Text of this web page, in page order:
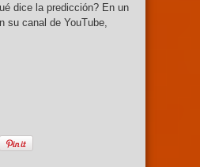
dice la predicción? En un
su canal de YouTube,